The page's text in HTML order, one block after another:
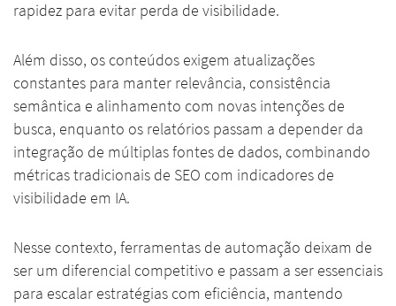
rapidez para evitar perda de visibilidade.
Além disso, os conteúdos exigem atualizações
constantes para manter relevância, consistência
semântica e alinhamento com novas intenções de
busca, enquanto os relatórios passam a depender da
integração de múltiplas fontes de dados, combinando
métricas tradicionais de SEO com indicadores de
visibilidade em IA.
Nesse contexto, ferramentas de automação deixam de
ser um diferencial competitivo e passam a ser essenciais
para escalar estratégias com eficiência, mantendo